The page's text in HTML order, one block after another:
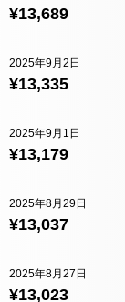
¥13,689
¥13,335
2025年9月2日
¥13,179
2025年9月1日
¥13,037
2025年8月29日
¥13,023
2025年8月27日